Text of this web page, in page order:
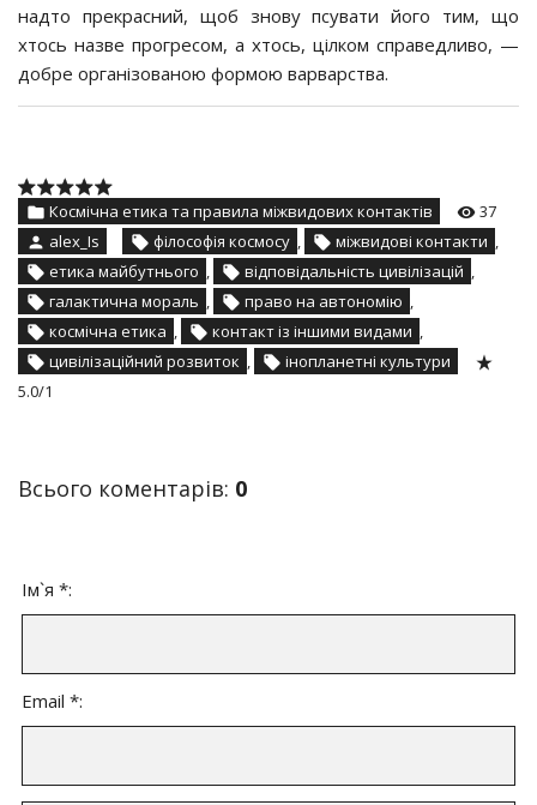
надто прекрасний, щоб знову псувати його тим, що
хтось назве прогресом, а хтось, цілком справедливо, —
добре організованою формою варварства.
Космічна етика та правила міжвидових контактів
37
alex_Is
філософія космосу , міжвидові контакти ,
етика майбутнього , відповідальність цивілізацій ,
галактична мораль , право на автономію ,
космічна етика , контакт із іншими видами ,
цивілізаційний розвиток ,
інопланетні культури
5.0/1
Всього коментарів: 0
Ім`я *:
Email *: